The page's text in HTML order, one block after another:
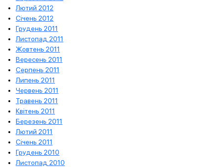
Лютий 2012
Січень 2012
Грудень 2011
Листопад 2011
Жовтень 2011
Вересень 2011
Серпень 2011
Липень 2011
Червень 2011
Травень 2011
Квітень 2011
Березень 2011
Лютий 2011
Січень 2011
Грудень 2010
Листопад 2010